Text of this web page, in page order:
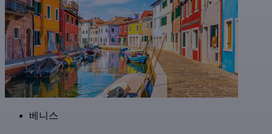
베니스